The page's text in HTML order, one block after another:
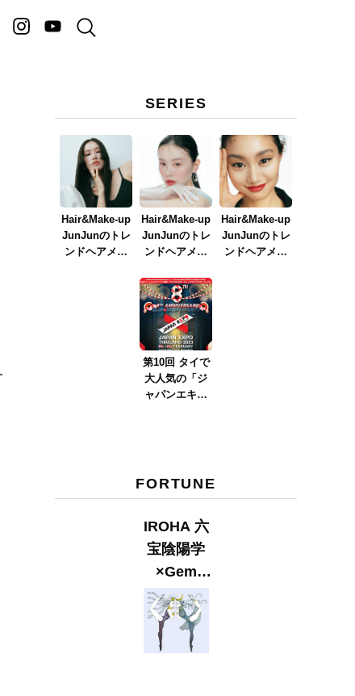
SERIES
Hair&Make-up
JunJunのトレ
ンドヘアメイ
Hair&Make-up
JunJunのトレ
ンドヘアメイ
イク
ver.2023』
Hair&Make-up
JunJunのトレ
ンドヘアメイ
第10回 タイで
大人気の「ジ
ャパンエキス
FORTUNE
IROHA 六
宝陰陽学
×Gem
Muse
【GLITTER
2023